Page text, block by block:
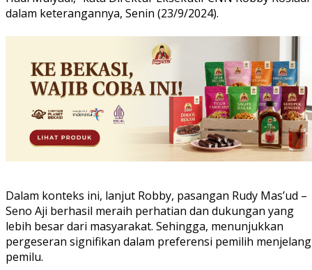
dalam keterangannya, Senin (23/9/2024).
Dalam konteks ini, lanjut Robby, pasangan Rudy Mas’ud –
Seno Aji berhasil meraih perhatian dan dukungan yang
lebih besar dari masyarakat. Sehingga, menunjukkan
pergeseran signifikan dalam preferensi pemilih menjelang
pemilu.